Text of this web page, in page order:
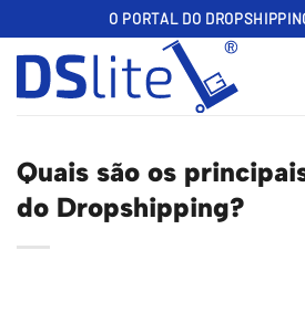
to
content
O PORTAL DO
Quais são os
do Dropshipping?